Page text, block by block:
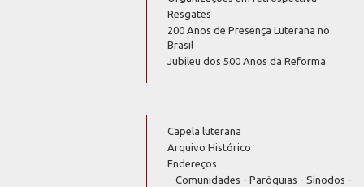
Resgates
200 Anos de Presença Luterana no
Brasil
Jubileu dos 500 Anos da Reforma
Capela luterana
Arquivo Histórico
Endereços
Comunidades - Paróquias - Sínodos -